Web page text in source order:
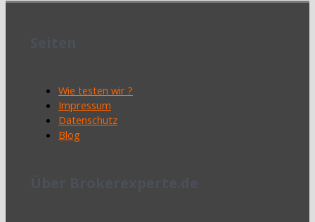
Wie testen wir ?
Impressum
Datenschutz
Blog